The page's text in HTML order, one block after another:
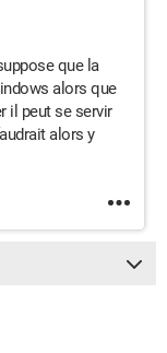
que la
alors que
il peut se servir
alors y